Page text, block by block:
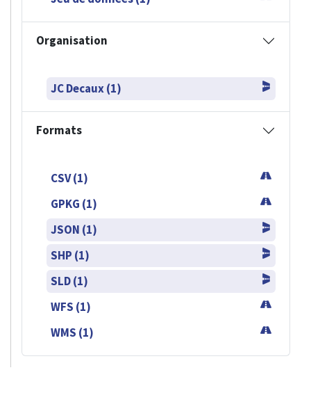
Organisation
JC Decaux (1)
Formats
CSV (1)
GPKG (1)
JSON (1)
SHP (1)
SLD (1)
WFS (1)
WMS (1)